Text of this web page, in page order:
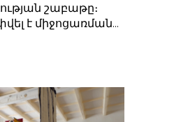
շաբաթը։
է միջոցառման...